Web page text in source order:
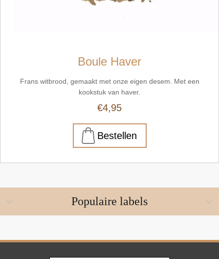
Boule Haver
Frans witbrood, gemaakt met onze eigen desem. Met een
kookstuk van haver.
€4,95
Populaire labels